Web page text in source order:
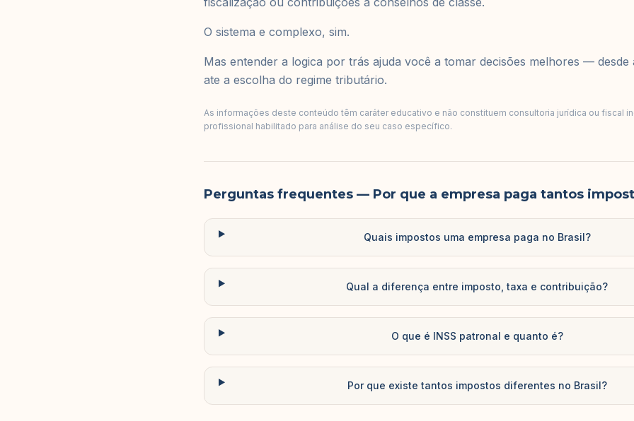
O sistema e complexo, sim.
Mas entender a logica por trás ajuda você a tomar decisões melhores —
ate a escolha do regime tributário.
As informações deste conteúdo têm caráter educativo e não constituem consultoria jurídica ou fiscal
profissional habilitado para análise do seu caso específico.
Perguntas frequentes — Por que a empresa paga tantos
Quais impostos uma empresa paga no Brasil?
Qual a diferença entre imposto, taxa e contribuição?
O que é INSS patronal e quanto é?
Por que existe tantos impostos diferentes no Brasil?